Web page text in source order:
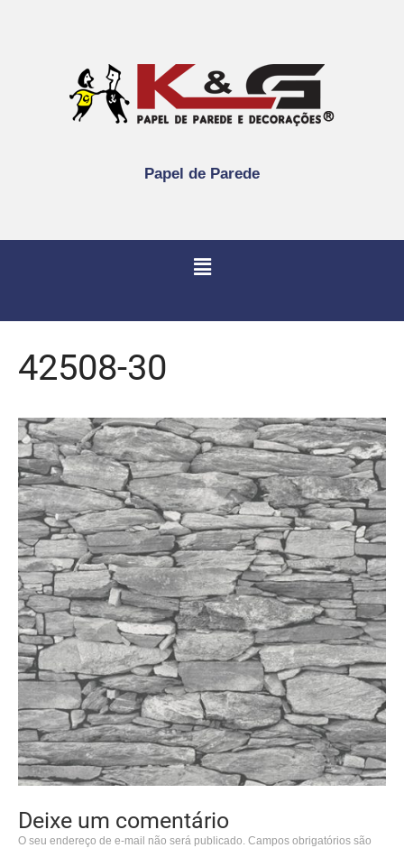
Papel de Parede
42508-30
Deixe um comentário
O seu endereço de e-mail não será publicado. Campos obrigatórios são